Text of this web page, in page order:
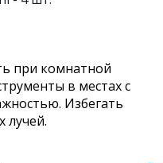
при комнатной
в местах с
Избегать
лучей.